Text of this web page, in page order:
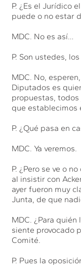
P. ¿Es el Jurídico
puede o no estar
MDC. No es así…
P. Son ustedes,
MDC. No,
Diputados es
propuestas,
que establecimos
P. ¿Qué pasa en
MDC. Ya veremos.
P. ¿Pero se ve o
al insistir con
ayer fueron muy
Junta, de que
MDC. ¿Para quién
siente provocado
Comité.
P. Pues la